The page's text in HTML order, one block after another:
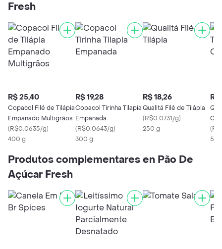
Fresh
R$ 25,40
Copacol Filé de Tilápia
Empanado Multigrãos
(R$0.0635/g)
400 g
R$ 19,28
Copacol Tirinha Tilapia
Empanada
(R$0.0643/g)
300 g
R$ 18,26
Qualitá Filé de Tilápia
(R$0.0731/g)
250 g
R$
(
Produtos complementares en Pão De
Açúcar Fresh